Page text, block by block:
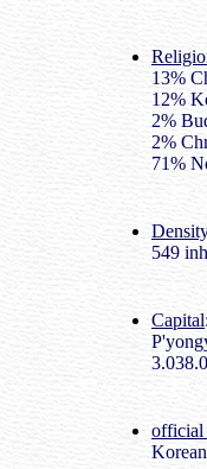
13%
12%
2%
2%
71%
549
Capital
official
Korean